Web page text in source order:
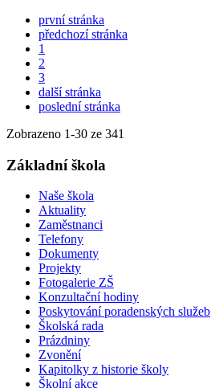
první stránka
předchozí stránka
1
2
3
další stránka
poslední stránka
Zobrazeno 1-30 ze 341
Základní škola
Naše škola
Aktuality
Zaměstnanci
Telefony
Dokumenty
Projekty
Fotogalerie ZŠ
Konzultační hodiny
Poskytování poradenských služeb
Školská rada
Prázdniny
Zvonění
Kapitolky z historie školy
Školní akce